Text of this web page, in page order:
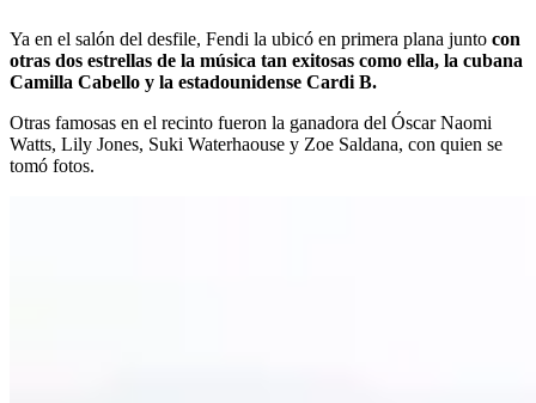
Ya en el salón del desfile, Fendi la ubicó en primera plana junto con
otras dos estrellas de la música tan exitosas como ella, la cubana
Camilla Cabello y la estadounidense Cardi B.
Otras famosas en el recinto fueron la ganadora del Óscar Naomi
Watts, Lily Jones, Suki Waterhaouse y Zoe Saldana, con quien se
tomó fotos.